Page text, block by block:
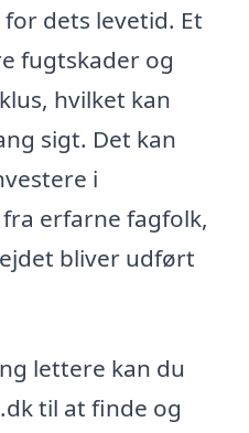
dets levetid. Et
fugtskader og
hvilket kan
sigt. Det kan
i
erfarne fagfolk,
bliver udført
lettere kan du
til at finde og